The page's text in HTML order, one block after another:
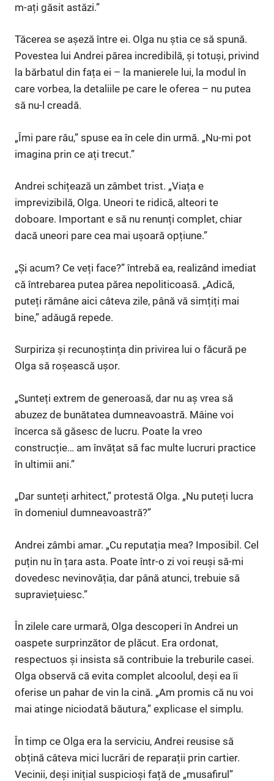
m-ați găsit astăzi.”
Tăcerea se așeză între ei. Olga nu știa ce să spună.
Povestea lui Andrei părea incredibilă, și totuși, privind
la bărbatul din fața ei – la manierele lui, la modul în
care vorbea, la detaliile pe care le oferea – nu putea
să nu-l creadă.
„Îmi pare rău,” spuse ea în cele din urmă. „Nu-mi pot
imagina prin ce ați trecut.”
Andrei schițează un zâmbet trist. „Viața e
imprevizibilă, Olga. Uneori te ridică, alteori te
doboare. Important e să nu renunți complet, chiar
dacă uneori pare cea mai ușoară opțiune.”
„Și acum? Ce veți face?” întrebă ea, realizând imediat
că întrebarea putea părea nepoliticoasă. „Adică,
puteți rămâne aici câteva zile, până vă simțiți mai
bine,” adăugă repede.
Surpiriza și recunoștința din privirea lui o făcură pe
Olga să roșească ușor.
„Sunteți extrem de generoasă, dar nu aș vrea să
abuzez de bunătatea dumneavoastră. Mâine voi
încerca să găsesc de lucru. Poate la vreo
construcție… am învățat să fac multe lucruri practice
în ultimii ani.”
„Dar sunteți arhitect,” protestă Olga. „Nu puteți lucra
în domeniul dumneavoastră?”
Andrei zâmbi amar. „Cu reputația mea? Imposibil. Cel
puțin nu în țara asta. Poate într-o zi voi reuși să-mi
dovedesc nevinovăția, dar până atunci, trebuie să
supraviețuiesc.”
În zilele care urmară, Olga descoperi în Andrei un
oaspete surprinzător de plăcut. Era ordonat,
respectuos și insista să contribuie la treburile casei.
Olga observă că evita complet alcoolul, deși ea îi
oferise un pahar de vin la cină. „Am promis că nu voi
mai atinge niciodată băutura,” explicase el simplu.
În timp ce Olga era la serviciu, Andrei reusise să
obțină câteva mici lucrări de reparații prin cartier.
Vecinii, deși inițial suspicioși față de „musafirul”